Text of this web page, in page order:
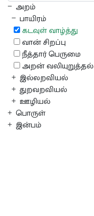
அறம்
பாயிரம்
கடவுள் வாழ்த்து
வான் சிறப்பு
நீத்தார் பெருமை
அறன் வலியுறுத்தல்
இல்லறவியல்
துறவறவியல்
ஊழியல்
பொருள்
இன்பம்